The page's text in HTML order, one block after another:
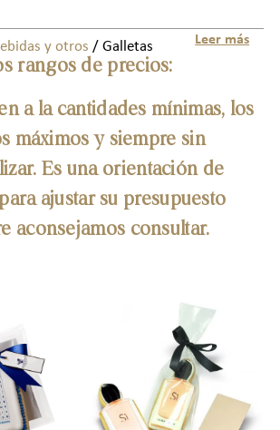
Leer más
y otros / Galletas
rangos de precios:
a la cantidades mínimas, los
máximos y siempre sin
Es una orientación de
ajustar su presupuesto
aconsejamos consultar.